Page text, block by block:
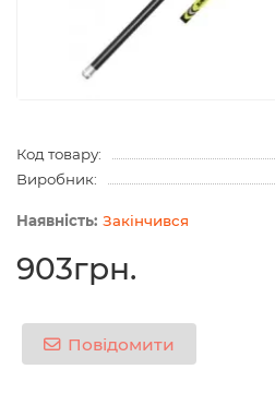
Код товару:
Виробник:
Закінчився
903грн.
Повідомити